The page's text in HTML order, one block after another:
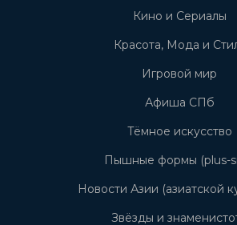
Кино и Сериалы
Красота, Мода и
Игровой мир
Афиша СПб
Тёмное искусство
Пышные формы (plus-
Новости Азии (азиатской
Звёзды и